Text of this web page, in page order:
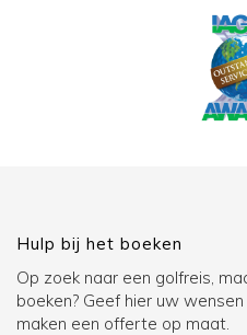
Hulp bij het boeken
Op zoek naar een golfreis,
boeken? Geef hier uw
maken een offerte op maat.